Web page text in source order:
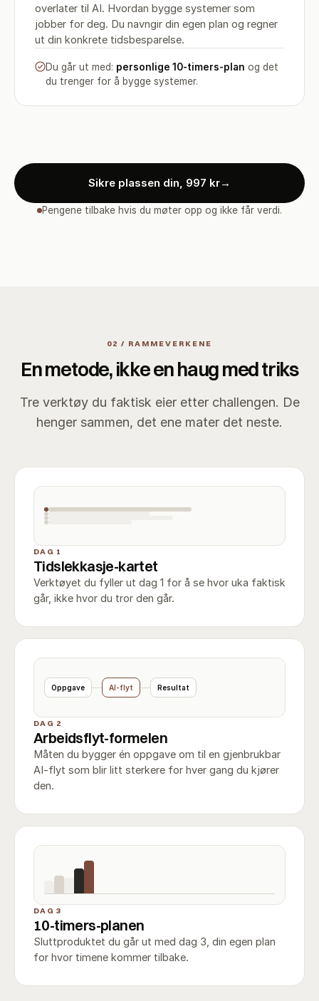
overlater til AI. Hvordan bygge systemer som
jobber for deg. Du navngir din egen plan og regner
ut din konkrete tidsbesparelse.
Du går ut med: personlige 10-timers-plan og det
du trenger for å bygge systemer.
Sikre plassen din, 997 kr→
Pengene tilbake hvis du møter opp og ikke får verdi.
02 / RAMMEVERKENE
En metode, ikke en haug med triks
Tre verktøy du faktisk eier etter challengen. De
henger sammen, det ene mater det neste.
DAG 1
Tidslekkasje-kartet
Verktøyet du fyller ut dag 1 for å se hvor uka faktisk
går, ikke hvor du tror den går.
Oppgave AI-flyt Resultat
DAG 2
Arbeidsflyt-formelen
Måten du bygger én oppgave om til en gjenbrukbar
AI-flyt som blir litt sterkere for hver gang du kjører
den.
DAG 3
10-timers-planen
Sluttproduktet du går ut med dag 3, din egen plan
for hvor timene kommer tilbake.